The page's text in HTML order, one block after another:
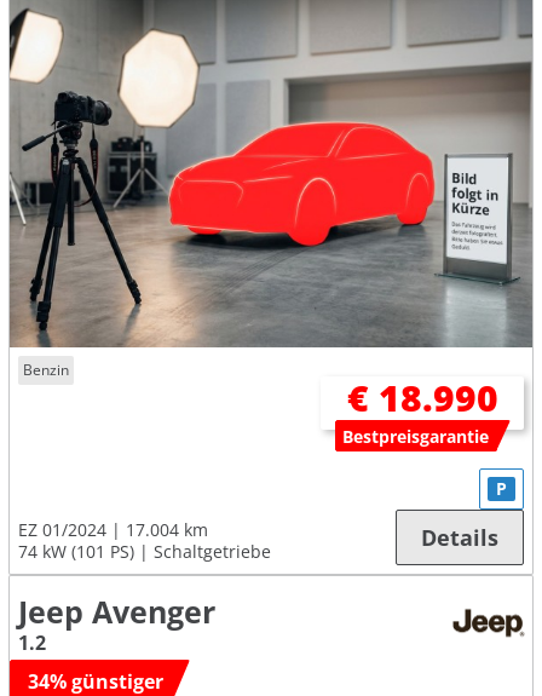
Benzin
€ 18.990
Bestpreisgarantie
EZ 01/2024
17.004 km
74 kW (101 PS)
Schaltgetriebe
P
Details
Jeep Avenger
1.2
34% günstiger